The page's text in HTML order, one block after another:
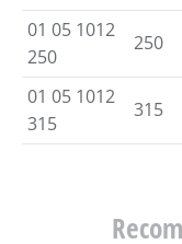
01 05 1012
250
250
01 05 1012
315
315